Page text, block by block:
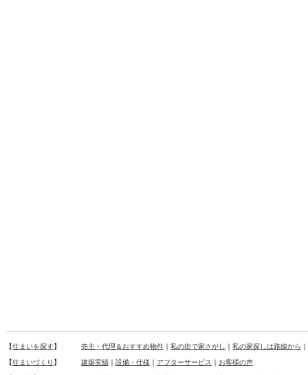
【住まいを探す】 売主・代理＆おすすめ物件 ｜ 私の街で家さがし ｜ 私の家探しは路線から
【住まいづくり 】 建築実績 ｜ 設備・仕様 ｜ アフターサービス ｜ お客様の声